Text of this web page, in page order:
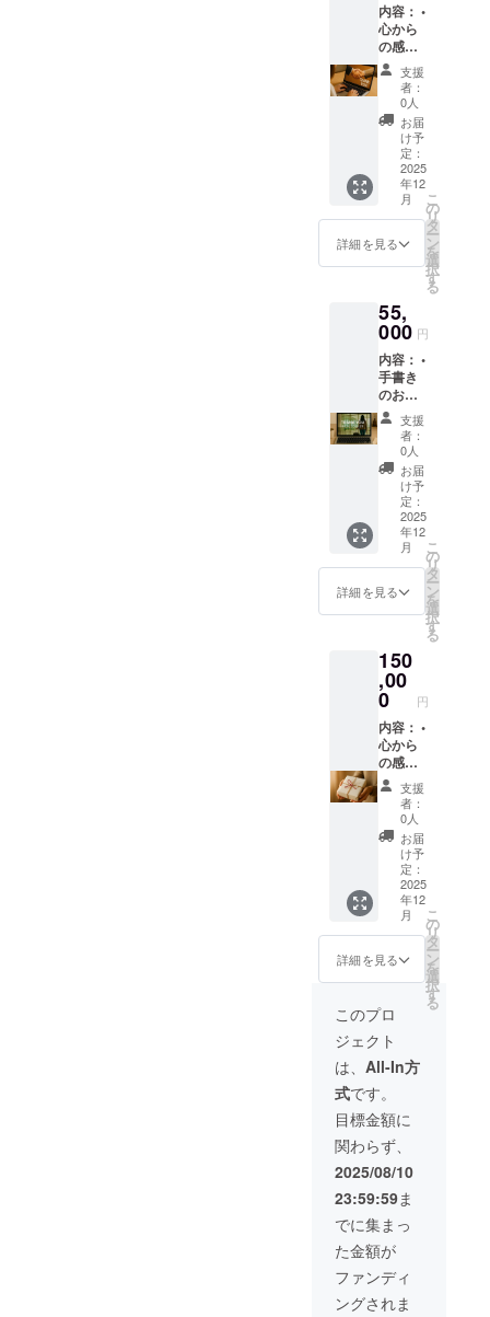
内容： •
心から
の感謝
の気持
ちを込
めたお
礼の手
動に関
する簡
単な進
捗報告 •
あなた
の支援
がどれ
ほど大
どれほ
ど感謝
してい
るかを
お伝え
します
形式：
A4白紙
の手紙
（郵
送）
支援
者：
0人
お届
け予
定：
2025
年12
月
詳細を見る
こ
の
リ
タ
ー
ン
を
選
択
す
る
55,
000 円
内容： •
手書き
のお礼
の手紙 •
活動の
進捗報
告とご
支援へ
の感謝
の気持
なたの
支援が
どれほ
ど大切
か、ど
感謝し
ている
かをお
伝えし
ます 形
式： A4
白紙の
手紙
（郵
送）
支援
者：
0人
お届
け予
定：
2025
年12
月
詳細を見る
こ
の
リ
タ
ー
ン
を
選
択
す
る
150
,00
0 円
内容： •
心から
の感謝
の気持
ちを込
めた手
書きの
お礼の
手紙 •
活動の
舞台裏
や進捗
を伝え
る特別
なアッ
プデー
ト（手
紙形
式） •
あなた
の支援
がどれ
ほど大
切か、
どれほ
ど感謝
してい
るかを
お伝え
します •
あなた
の支援
が私の
未来に
支援
者：
0人
お届
け予
定：
2025
年12
月
詳細を見る
こ
の
リ
タ
ー
ン
を
選
択
す
る
このプロ
ジェクト
は、 All-In方
式です。
目標金額に
関わらず、
2025/08/10
23:59:59ま
でに集まっ
た金額が
ファンディ
ングされま